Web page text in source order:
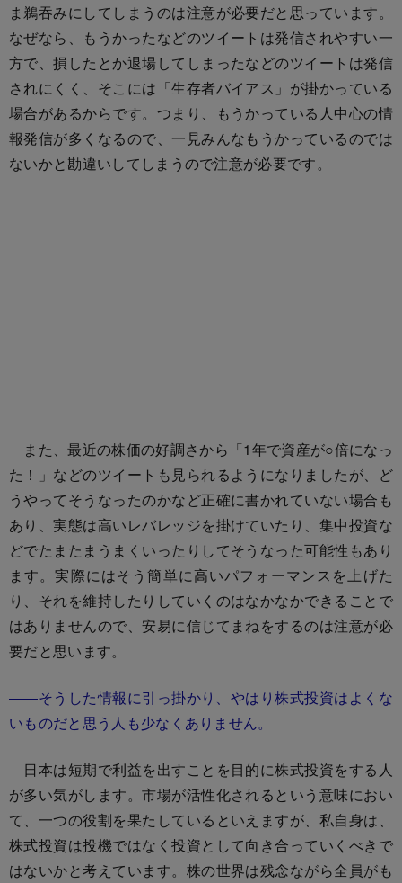
ま鵜吞みにしてしまうのは注意が必要だと思っています。
なぜなら、もうかったなどのツイートは発信されやすい一
方で、損したとか退場してしまったなどのツイートは発信
されにくく、そこには「生存者バイアス」が掛かっている
場合があるからです。つまり、もうかっている人中心の情
報発信が多くなるので、一見みんなもうかっているのでは
ないかと勘違いしてしまうので注意が必要です。
また、最近の株価の好調さから「1年で資産が○倍になっ
た！」などのツイートも見られるようになりましたが、ど
うやってそうなったのかなど正確に書かれていない場合も
あり、実態は高いレバレッジを掛けていたり、集中投資な
どでたまたまうまくいったりしてそうなった可能性もあり
ます。実際にはそう簡単に高いパフォーマンスを上げた
り、それを維持したりしていくのはなかなかできることで
はありませんので、安易に信じてまねをするのは注意が必
要だと思います。
――そうした情報に引っ掛かり、やはり株式投資はよくな
いものだと思う人も少なくありません。
日本は短期で利益を出すことを目的に株式投資をする人
が多い気がします。市場が活性化されるという意味におい
て、一つの役割を果たしているといえますが、私自身は、
株式投資は投機ではなく投資として向き合っていくべきで
はないかと考えています。株の世界は残念ながら全員がも